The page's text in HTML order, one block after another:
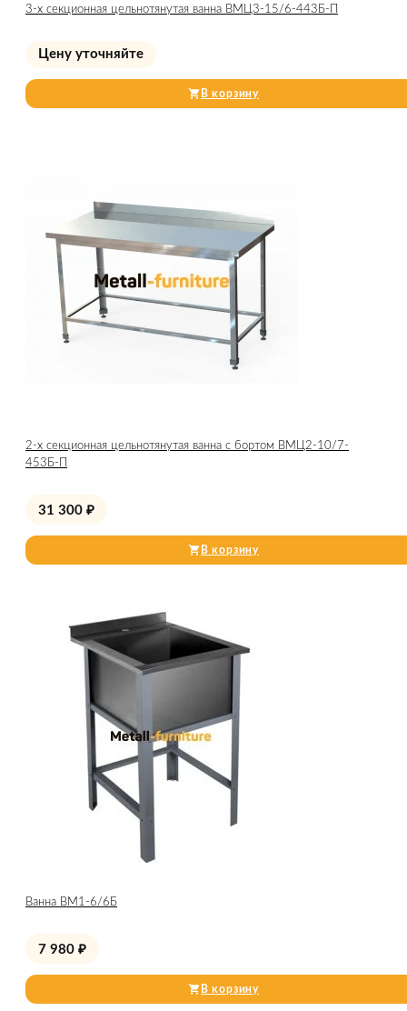
3-х секционная цельнотянутая ванна ВМЦ3-15/6-443Б-П
Цену уточняйте
В корзину
2-х секционная цельнотянутая ванна с бортом ВМЦ2-10/7-
453Б-П
31 300 ₽
В корзину
Ванна ВМ1-6/6Б
7 980 ₽
В корзину